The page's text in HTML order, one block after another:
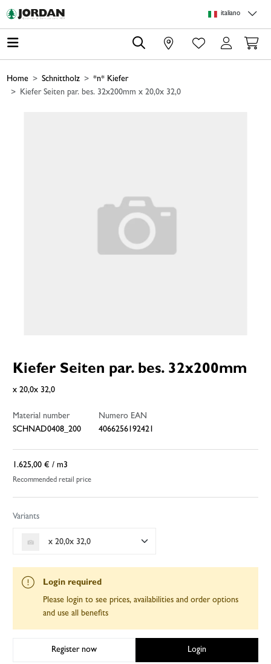
italiano
0
Home Schnittholz
*n* Kiefer
Kiefer Seiten par. bes. 32x200mm x 20,0x 32,0
Kiefer Seiten par. bes. 32x200mm
x 20,0x 32,0
Material number
SCHNAD0408_200
Numero EAN
4066256192421
1.625,00 € / m3
Recommended retail price
Variants
x 20,0x 32,0
Login required
Please login to see prices, availabilities and order options
and use all benefits
Register now Login